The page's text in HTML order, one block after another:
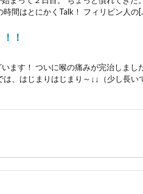
間はとにかくTalk！ フィリピン人の
！
ます！ ついに喉の痛みが完治しま
は、はじまりはじまり～↓↓（少し長い